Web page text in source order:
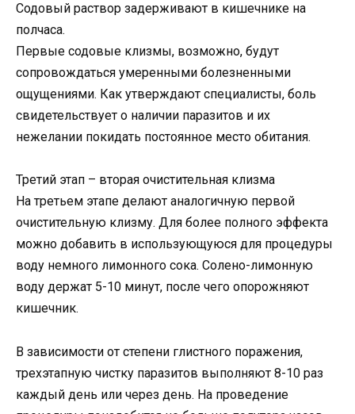
Содовый раствор задерживают в кишечнике на
полчаса.
Первые содовые клизмы, возможно, будут
сопровождаться умеренными болезненными
ощущениями. Как утверждают специалисты, боль
свидетельствует о наличии паразитов и их
нежелании покидать постоянное место обитания.
Третий этап – вторая очистительная клизма
На третьем этапе делают аналогичную первой
очистительную клизму. Для более полного эффекта
можно добавить в использующуюся для процедуры
воду немного лимонного сока. Солено-лимонную
воду держат 5-10 минут, после чего опорожняют
кишечник.
В зависимости от степени глистного поражения,
трехэтапную чистку паразитов выполняют 8-10 раз
каждый день или через день. На проведение